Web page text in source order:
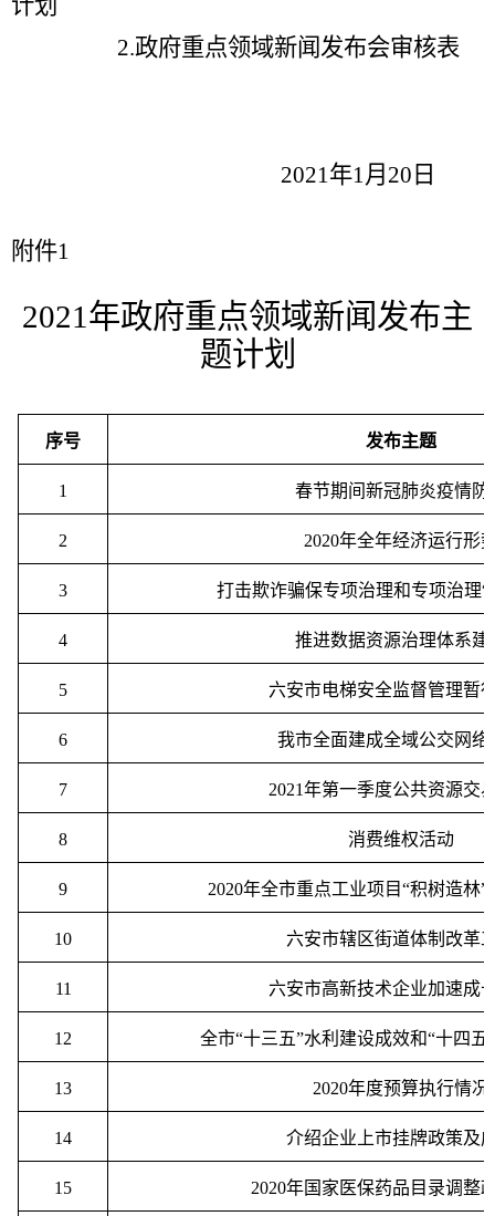
计划
2.政府重点领域新闻发布会审核表
2021年1月 20 日
附件1
2021 年政府重点领域新闻发布主
题计划
序号 发布主题
1 春节期间新冠肺炎疫情防
2 2020年全年经济运行形
3 打击欺诈骗保专项治理和专项治理“
4 推进数据资源治理体系建
5 六安市电梯安全监督管理暂
6 我市全面建成全域公交网络
7 2021年第一季度公共资源交
8 消费维权活动
9 2020年全市重点工业项目“积树造林”
10 六安市辖区街道体制改革
11 六安市高新技术企业加速成
12 全市“十三五”水利建设成效和“十四五
13 2020年度预算执行情况
14 介绍企业上市挂牌政策及
15 2020年国家医保药品目录调整